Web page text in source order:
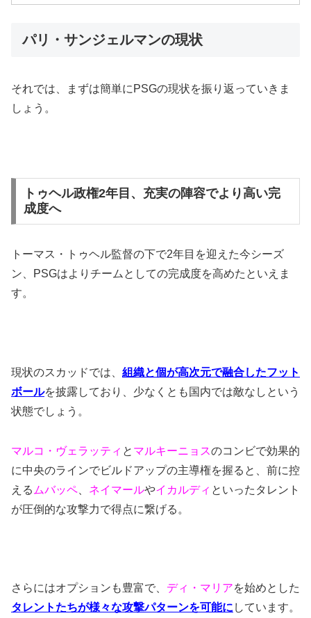
パリ・サンジェルマンの現状
それでは、まずは簡単にPSGの現状を振り返っていきま
しょう。
トゥヘル政権2年目、充実の陣容でより高い完
成度へ
トーマス・トゥヘル監督の下で2年目を迎えた今シーズ
ン、PSGはよりチームとしての完成度を高めたといえま
す。
現状のスカッドでは、 組織と個が高次元で融合したフット
ボールを披露しており、少なくとも国内では敵なしという
状態でしょう。
マルコ・ヴェラッティ と マルキーニョスのコンビで効果的
に中央のラインでビルドアップの主導権を握ると、前に控
える ムバッペ ネイマールやイカルディ といったタレント
が圧倒的な攻撃力で得点に繋げる。
さらにはオプションも豊富で、 ディ・マリアを始めとした
タレントたちが様々な攻撃パターンを可能に しています。